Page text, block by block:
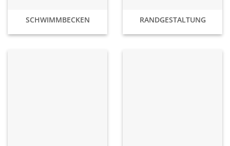
SCHWIMMBECKEN RANDGESTALTUNG